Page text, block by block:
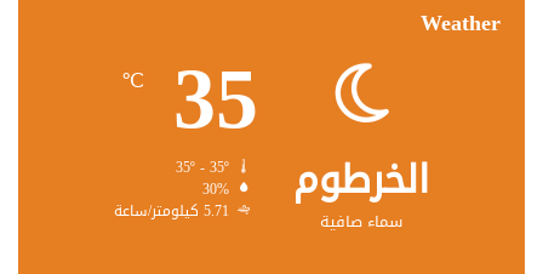
Weather
الخرطوم
سماء صافية
35
℃
30%
5.71 كيلومتر/ساعة